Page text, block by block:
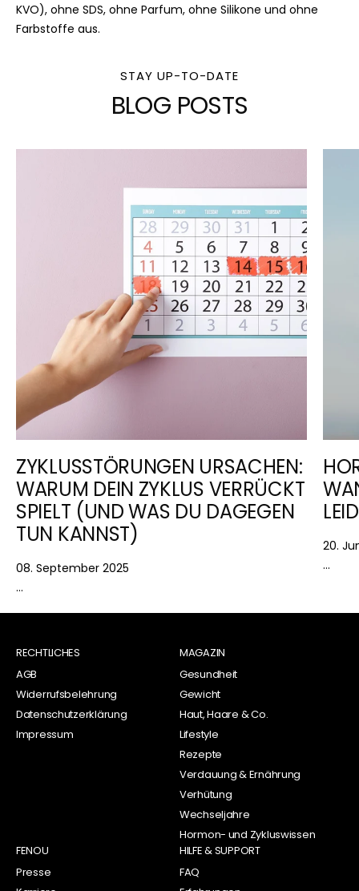
TRIFOLIUM PRATENSE EXTRAKT
Reinigungsschaum: AQUA, SODIUM COCOAMPHOACETATE,
ALOE BARBADENSIS BLATTSAFT
SODIUM HYALURONATE
PHENETHYLALKOHOL
ZINK PCA
SODIUM ANISATE
KVO), ohne SDS, ohne Parfum, ohne Silikone und ohne
Farbstoffe aus.
STAY UP-TO-DATE
BLOG POSTS
ZYKLUSSTÖRUNGEN URSACHEN:
WARUM DEIN ZYKLUS VERRÜCKT
SPIELT (UND WAS DU DAGEGEN
TUN KANNST)
08. September 2025
...
20.
...
RECHTLICHES
AGB
Widerrufsbelehrung
Datenschutzerklärung
Impressum
MAGAZIN
Gesundheit
Gewicht
Haut, Haare & Co.
Lifestyle
Rezepte
Verdauung & Ernährung
Verhütung
Wechseljahre
Hormon- und Zykluswissen
FENOU
Presse
HILFE & SUPPORT
FAQ